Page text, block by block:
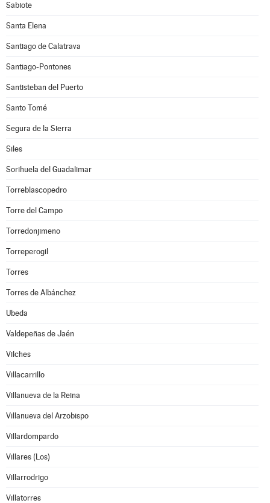
Sabiote
Santa Elena
Santiago de Calatrava
Santiago-Pontones
Santisteban del Puerto
Santo Tomé
Segura de la Sierra
Siles
Sorihuela del Guadalimar
Torreblascopedro
Torre del Campo
Torredonjimeno
Torreperogil
Torres
Torres de Albánchez
Ubeda
Valdepeñas de Jaén
Vilches
Villacarrillo
Villanueva de la Reina
Villanueva del Arzobispo
Villardompardo
Villares (Los)
Villarrodrigo
Villatorres